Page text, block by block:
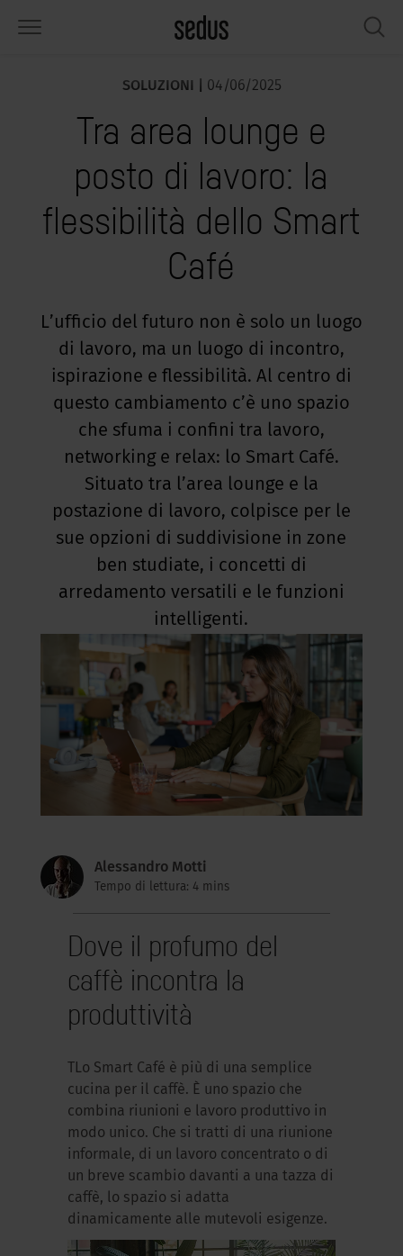
ergonomiche
e tavoli
per uffici
insonorizzate e schermi
e accessori per workshop
in cerca di ispirazione?
Monitor "Sedus INSIGHTS"
lavorativi "Sedus Solutions"
in ufficio
in Sedus
& Events
SOLUZIONI | 04/06/2025
Tra area lounge e
posto di lavoro: la
flessibilità dello Smart
Café
L’ufficio del futuro non è solo un luogo
di lavoro, ma un luogo di incontro,
ispirazione e flessibilità. Al centro di
questo cambiamento c’è uno spazio
che sfuma i confini tra lavoro,
networking e relax: lo Smart Café.
Situato tra l’area lounge e la
postazione di lavoro, colpisce per le
sue opzioni di suddivisione in zone
ben studiate, i concetti di
arredamento versatili e le funzioni
intelligenti.
Alessandro Motti
Tempo di lettura: 4 mins
Dove il profumo del
caffè incontra la
produttività
TLo Smart Café è più di una semplice
cucina per il caffè. È uno spazio che
combina riunioni e lavoro produttivo in
modo unico. Che si tratti di una riunione
informale, di un lavoro concentrato o di
un breve scambio davanti a una tazza di
caffè, lo spazio si adatta
dinamicamente alle mutevoli esigenze.